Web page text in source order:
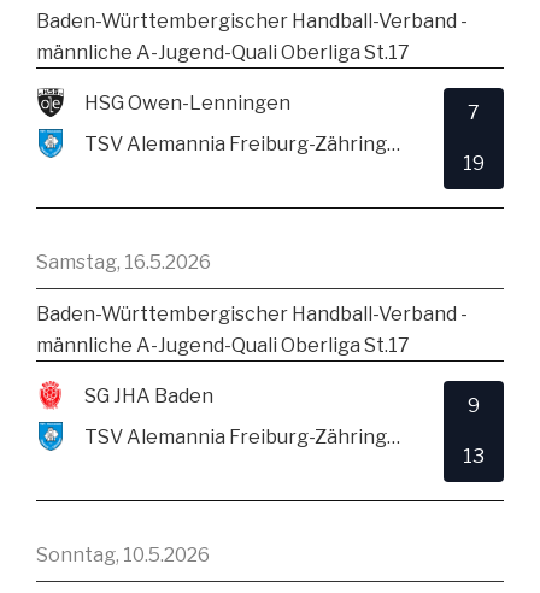
Baden-Württembergischer Handball-Verband -
männliche A-Jugend-Quali Oberliga St.17
HSG Owen-Lenningen
TSV Alemannia Freiburg-Zähringen
7
19
Samstag, 16.5.2026
Baden-Württembergischer Handball-Verband -
männliche A-Jugend-Quali Oberliga St.17
SG JHA Baden
TSV Alemannia Freiburg-Zähringen
9
13
Sonntag, 10.5.2026